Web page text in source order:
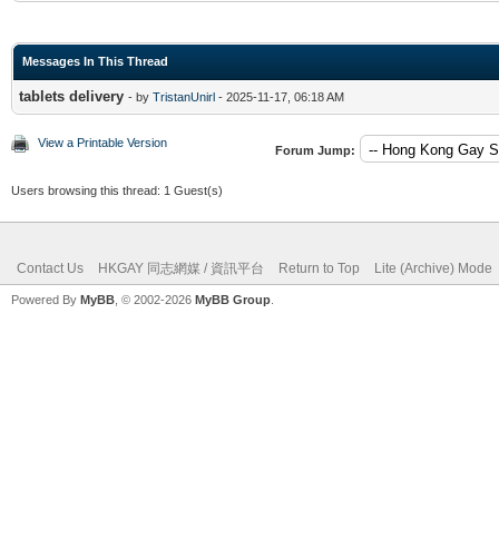
Messages In This Thread
tablets delivery - by TristanUnirl - 2025-11-17, 06:18 AM
View a Printable Version
Forum Jump:
Users browsing this thread: 1 Guest(s)
Contact Us HKGAY 同志網媒 / 資訊平台 Return to Top Lite (Archive) Mode
Powered By MyBB , © 2002-2026 MyBB Group